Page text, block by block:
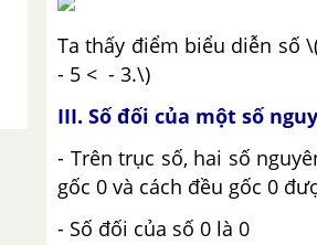
Ta thấy điểm biểu diễn số
- 5 < - 3.\)
III. Số đối của một số
- Trên trục số, hai số
gốc 0 và cách đều gốc 0
- Số đối của số 0 là 0